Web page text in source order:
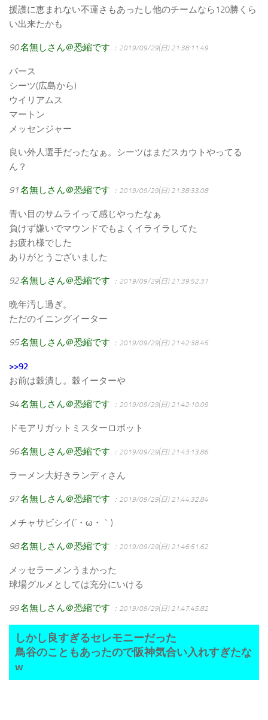
援護に恵まれない不運さもあったし他のチームなら120勝くら
い出来たかも
90名無しさん＠恐縮です ：2019/09/29(日) 21:38:11.49
バース
シーツ(広島から)
ウイリアムス
マートン
メッセンジャー
良い外人選手だったなぁ。シーツはまだスカウトやってる
ん？
91名無しさん＠恐縮です ：2019/09/29(日) 21:38:33.08
青い目のサムライって感じやったなぁ
負けず嫌いでマウンドでもよくイライラしてた
お疲れ様でした
ありがとうございました
92名無しさん＠恐縮です ：2019/09/29(日) 21:39:52.31
晩年汚し過ぎ。
ただのイニングイーター
95名無しさん＠恐縮です ：2019/09/29(日) 21:42:38.45
>>92
お前は穀潰し。穀イーターや
94名無しさん＠恐縮です ：2019/09/29(日) 21:42:10.09
ドモアリガットミスターロボット
96名無しさん＠恐縮です ：2019/09/29(日) 21:43:13.86
ラーメン大好きランディさん
97名無しさん＠恐縮です ：2019/09/29(日) 21:44:32.84
メチャサビシイ(´・ω・｀)
98名無しさん＠恐縮です ：2019/09/29(日) 21:46:51.62
メッセラーメンうまかった
球場グルメとしては充分にいける
99名無しさん＠恐縮です ：2019/09/29(日) 21:47:45.82
しかし良すぎるセレモニーだった
鳥谷のこともあったので阪神気合い入れすぎたな
w